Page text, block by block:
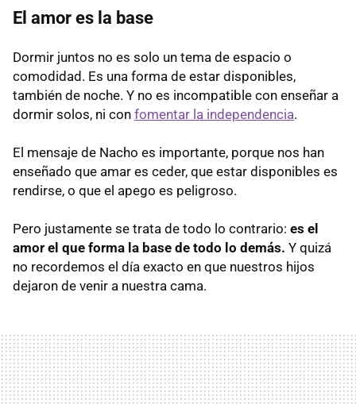
El amor es la base
Dormir juntos no es solo un tema de espacio o
comodidad. Es una forma de estar disponibles,
también de noche. Y no es incompatible con enseñar a
dormir solos, ni con fomentar la independencia.
El mensaje de Nacho es importante, porque nos han
enseñado que amar es ceder, que estar disponibles es
rendirse, o que el apego es peligroso.
Pero justamente se trata de todo lo contrario: es el
amor el que forma la base de todo lo demás. Y quizá
no recordemos el día exacto en que nuestros hijos
dejaron de venir a nuestra cama.